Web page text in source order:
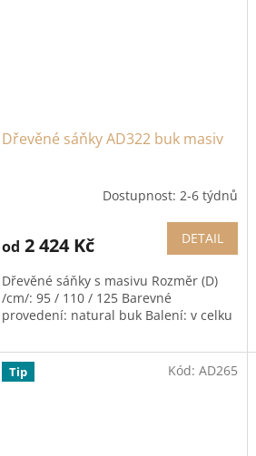
Dřevěné sáňky AD322 buk masiv
Dostupnost: 2-6 týdnů
od 2 424 Kč DETAIL
Dřevěné sáňky s masivu Rozměr (D)
/cm/: 95 / 110 / 125 Barevné
provedení: natural buk Balení: v celku
Tip Kód: AD265